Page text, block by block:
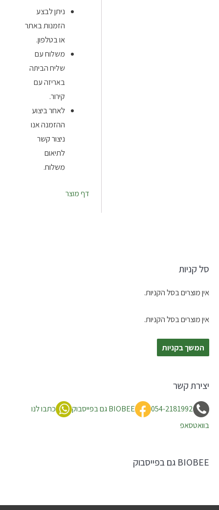
ניתן לבצע
הזמנות באתר
או בטלפון.
משלוח עם
שליח הביתה
באריזה עם
קירור.
לאחר ביצוע
ההזמנה אנו
ניצור קשר
לתיאום
משלוח.
דף מוצר
סל קניות
אין מוצרים בסל הקניות.
אין מוצרים בסל הקניות.
המשך בקניות
יצירת קשר
054-2181992 BIOBEE גם בפייסבוק
כתבו לנו
בוואטסאפ
BIOBEE גם בפייסבוק